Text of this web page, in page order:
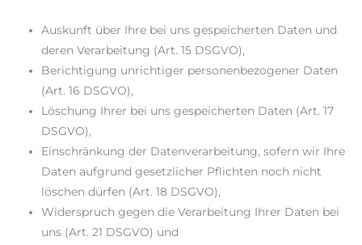
Auskunft über Ihre bei uns gespeicherten Daten und
deren Verarbeitung (Art. 15 DSGVO),
Berichtigung unrichtiger personenbezogener Daten
(Art. 16 DSGVO),
Löschung Ihrer bei uns gespeicherten Daten (Art. 17
DSGVO),
Einschränkung der Datenverarbeitung, sofern wir Ihre
Daten aufgrund gesetzlicher Pflichten noch nicht
löschen dürfen (Art. 18 DSGVO),
Widerspruch gegen die Verarbeitung Ihrer Daten bei
uns (Art. 21 DSGVO) und